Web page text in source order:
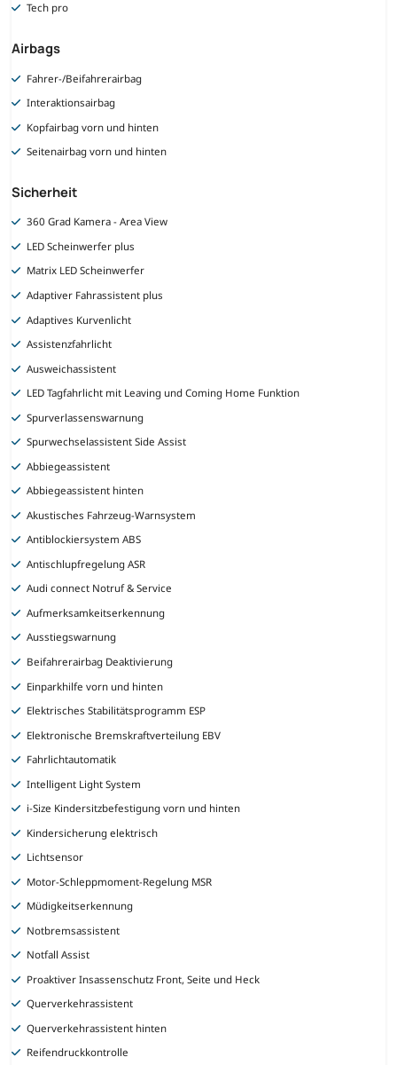
Tech pro
Airbags
Fahrer-/Beifahrerairbag
Interaktionsairbag
Kopfairbag vorn und hinten
Seitenairbag vorn und hinten
Sicherheit
360 Grad Kamera - Area View
LED Scheinwerfer plus
Matrix LED Scheinwerfer
Adaptiver Fahrassistent plus
Adaptives Kurvenlicht
Assistenzfahrlicht
Ausweichassistent
LED Tagfahrlicht mit Leaving und Coming Home Funktion
Spurverlassenswarnung
Spurwechselassistent Side Assist
Abbiegeassistent
Abbiegeassistent hinten
Akustisches Fahrzeug-Warnsystem
Antiblockiersystem ABS
Antischlupfregelung ASR
Audi connect Notruf & Service
Aufmerksamkeitserkennung
Ausstiegswarnung
Beifahrerairbag Deaktivierung
Einparkhilfe vorn und hinten
Elektrisches Stabilitätsprogramm ESP
Elektronische Bremskraftverteilung EBV
Fahrlichtautomatik
Intelligent Light System
i-Size Kindersitzbefestigung vorn und hinten
Kindersicherung elektrisch
Lichtsensor
Motor-Schleppmoment-Regelung MSR
Müdigkeitserkennung
Notbremsassistent
Notfall Assist
Proaktiver Insassenschutz Front, Seite und Heck
Querverkehrassistent
Querverkehrassistent hinten
Reifendruckkontrolle